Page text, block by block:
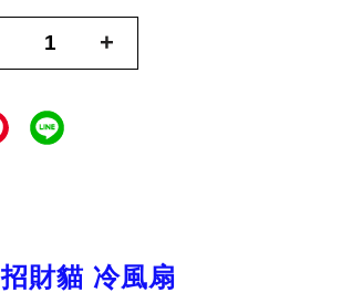
+
招財貓 冷風扇